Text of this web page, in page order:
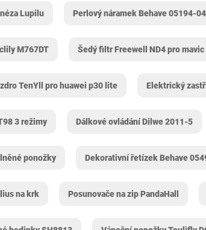
Lupilu Perlový náramek Behave 05194-
‎M767DT Šedý filtr Freewell ND4 pro mavic
TenYll pro huawei p30 lite Elektrický
3 režimy Dálkové ovládání Dilwe 2011-5
ponožky Dekorativní řetízek Behave
na krk Posunovače na zip PandaHall